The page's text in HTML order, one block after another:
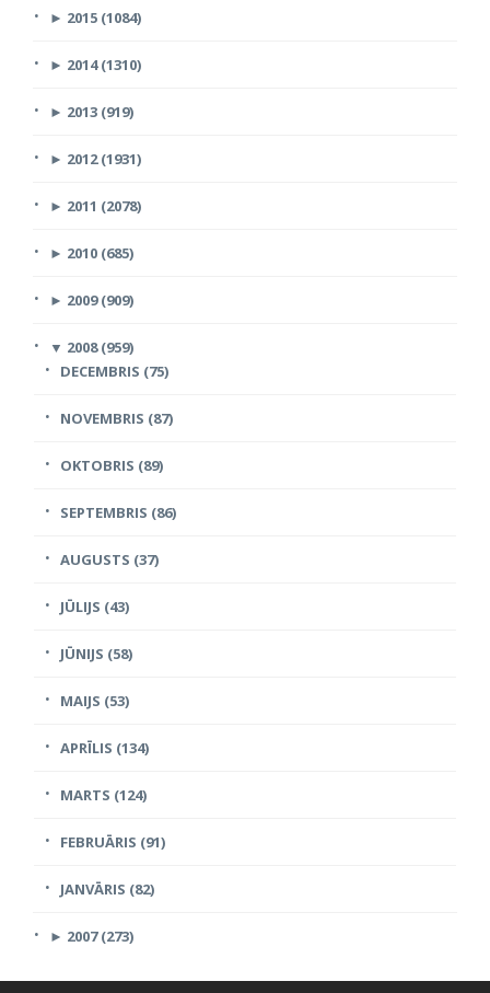
► 2015 (1084)
► 2014 (1310)
► 2013 (919)
► 2012 (1931)
► 2011 (2078)
► 2010 (685)
► 2009 (909)
▼ 2008 (959)
DECEMBRIS (75)
NOVEMBRIS (87)
OKTOBRIS (89)
SEPTEMBRIS (86)
AUGUSTS (37)
JŪLIJS (43)
JŪNIJS (58)
MAIJS (53)
APRĪLIS (134)
MARTS (124)
FEBRUĀRIS (91)
JANVĀRIS (82)
► 2007 (273)